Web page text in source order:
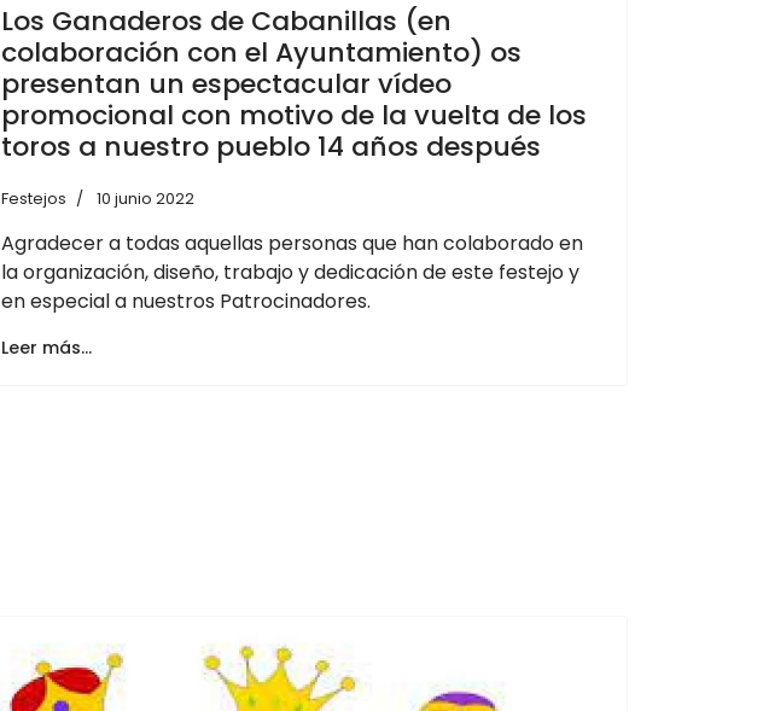
Los Ganaderos de Cabanillas (en
colaboración con el Ayuntamiento) os
presentan un espectacular vídeo
promocional con motivo de la vuelta de los
toros a nuestro pueblo 14 años después
Festejos 10 junio 2022
Agradecer a todas aquellas personas que han colaborado en
la organización, diseño, trabajo y dedicación de este festejo y
en especial a nuestros Patrocinadores.
Leer más…